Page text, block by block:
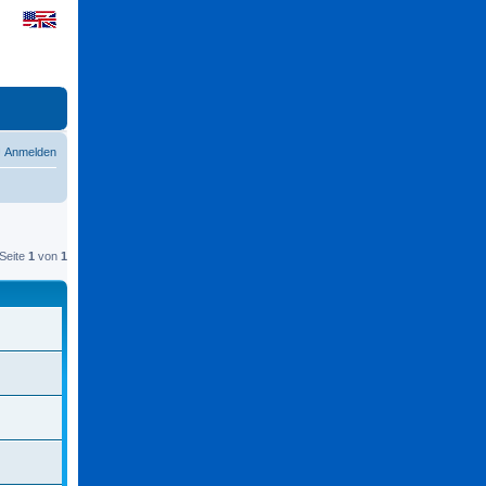
Anmelden
1 von 1